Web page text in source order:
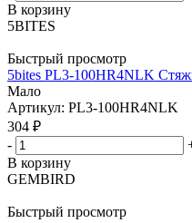
В корзину
5BITES
Быстрый просмотр
5bites PL3-100HR4NLK
Мало
Артикул: PL3-100HR4NLK
304 ₽
-
В корзину
GEMBIRD
Быстрый просмотр